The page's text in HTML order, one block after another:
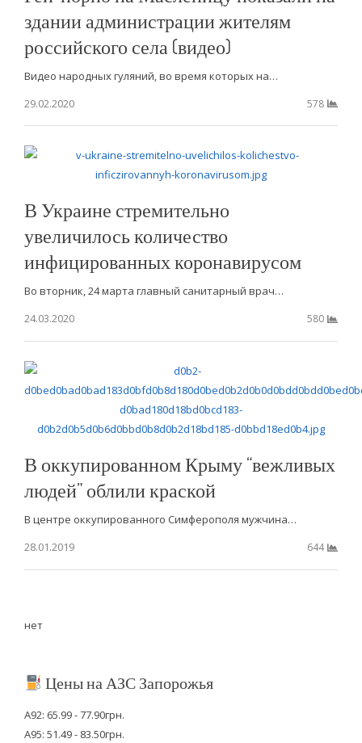
здании администрации жителям
российского села (видео)
Видео народных гуляний, во время которых на…
29.02.2020
578
В Украине стремительно
увеличилось количество
инфицированных коронавирусом
Во вторник, 24 марта главный санитарный врач…
24.03.2020
580
В оккупированном Крыму “вежливых
людей” облили краской
В центре оккупированного Симферополя мужчина…
28.01.2019
644
нет
Цены на АЗС Запорожья
А92: 65.99 - 77.90грн.
А95: 51.49 - 83.50грн.